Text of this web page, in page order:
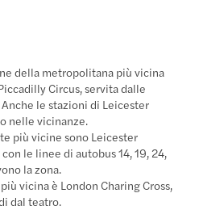
della metropolitana più vicina
Circus, servita dalle
le stazioni di Leicester
nelle vicinanze.
più vicine sono Leicester
le linee di autobus 14, 19, 24,
la zona.
vicina è London Charing Cross,
dal teatro.